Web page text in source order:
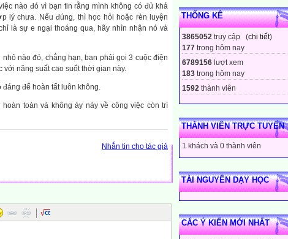
THỐNG KÊ
3865052 truy cập (chi tiết)
177 trong hôm nay
6789156 lượt xem
183 trong hôm nay
1592 thành viên
THÀNH VIÊN TRỰC TUYẾN
1 khách và 0 thành viên
TÀI NGUYÊN DẠY HỌC
CÁC Ý KIẾN MỚI NHẤT
nào đó vì bạn tin rằng mình không có đủ khả
lý chưa. Nếu đúng, thì học hỏi hoặc rèn luyện
là sự e ngại thoáng qua, hãy nhìn nhận nó và
nào đó, chẳng hạn, bạn phải gọi 3 cuộc điện
với năng suất cao suốt thời gian này.
đáng để hoàn tất luôn không.
toàn và không áy náy về công việc còn trì
Nhắn tin cho tác giả